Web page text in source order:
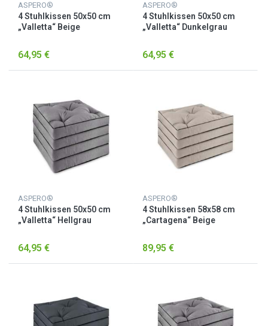
ASPERO®
4 Stuhlkissen 50x50 cm
„Valletta“ Beige
64,95 €
ASPERO®
4 Stuhlkissen 50x50 cm
„Valletta“ Dunkelgrau
64,95 €
ASPERO®
4 Stuhlkissen 50x50 cm
„Valletta“ Hellgrau
64,95 €
ASPERO®
4 Stuhlkissen 58x58 cm
„Cartagena“ Beige
89,95 €